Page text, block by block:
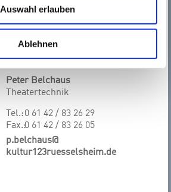
Auswahl erlauben
Ablehnen
kultur123ruesselsheim.de
Peter Belchaus
Theatertechnik
Tel.:0 61 42 / 83 26 29
Fax.:0 61 42 / 83 26 05
p.belchaus@
kultur123ruesselsheim.de